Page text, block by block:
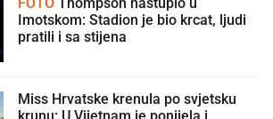
FOTO
Imotskom: Stadion je bio krcat, ljudi
pratili i sa stijena
Miss Hrvatske krenula po svjetsku